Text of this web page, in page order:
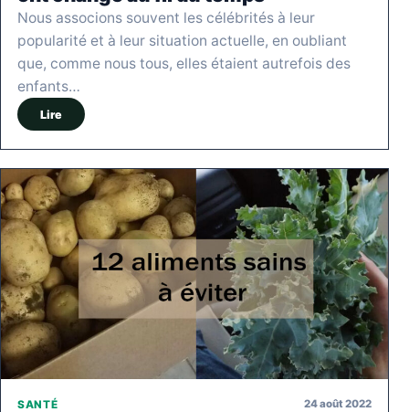
Nous associons souvent les célébrités à leur
popularité et à leur situation actuelle, en oubliant
que, comme nous tous, elles étaient autrefois des
enfants…
Lire
SANTÉ 24 août 2022